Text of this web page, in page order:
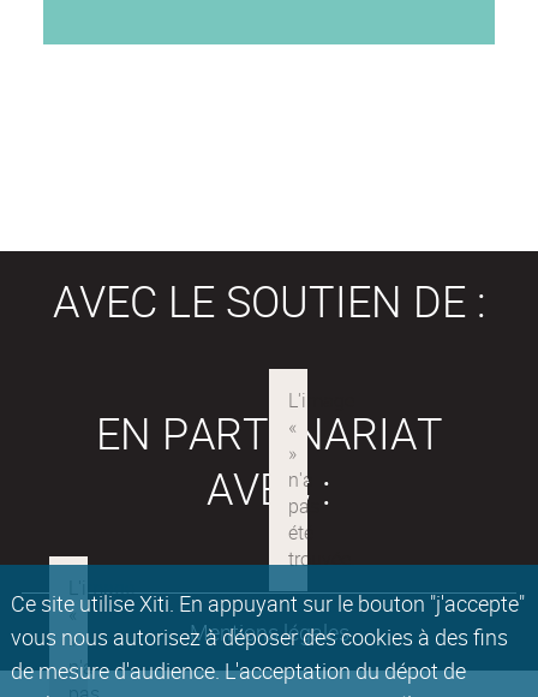
Ce site utilise Xiti. En appuyant sur le bouton "j'accepte"
vous nous autorisez à déposer des cookies à des fins
de mesure d'audience. L'acceptation du dépot de
AVEC LE SOUTIEN DE :
EN PARTENARIAT
AVEC :
Mentions légales